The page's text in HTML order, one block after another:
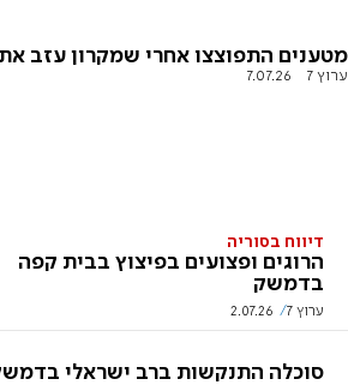
מטענים התפוצצו אחרי שמקרון עזב
ערוץ 7 7.07.26
דיווח בסוריה
הרוגים ופצועים בפיצוץ בבית קפה
בדמשק
ערוץ 7 2.07.26
סוכלה התנקשות ברב ישראלי